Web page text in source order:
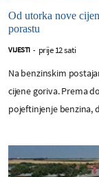
Od utorka nove
porastu
VIJESTI - prije 12 sati
Na benzinskim
cijene goriva. Prema
pojeftinjenje benzina,